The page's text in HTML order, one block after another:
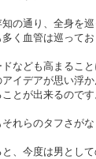
の通り、全身を巡
く血管は巡って
なども高まるこ
イデアが思い浮
とが出来るのです
れらのタフさが
、今度は男とし